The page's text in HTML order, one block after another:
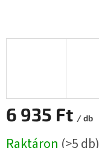
6 935 Ft / db
Raktáron (>5 db)